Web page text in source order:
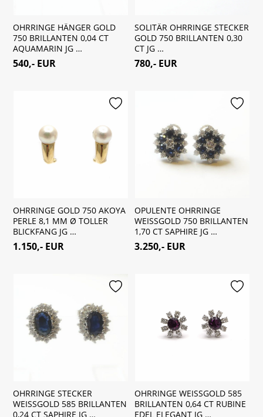
OHRRINGE HÄNGER GOLD
750 BRILLANTEN 0,04 CT
AQUAMARIN JG …
540,- EUR
SOLITÄR OHRRINGE STECKER
GOLD 750 BRILLANTEN 0,30
CT JG …
780,- EUR
merken
OHRRINGE GOLD 750 AKOYA
PERLE 8,1 MM Ø TOLLER
BLICKFANG JG …
1.150,- EUR
merken
OPULENTE OHRRINGE
WEISSGOLD 750 BRILLANTEN
1,70 CT SAPHIRE JG …
3.250,- EUR
merken
OHRRINGE STECKER
WEISSGOLD 585 BRILLANTEN
0,24 CT SAPHIRE JG …
merken
OHRRINGE WEISSGOLD 585
BRILLANTEN 0,64 CT RUBINE
EDEL ELEGANT JG …